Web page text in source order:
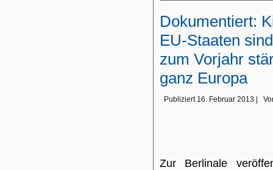
Dokumentiert:
EU-Staaten
zum Vorjahr
ganz Europa
Publiziert 16. Februar 2013
Zur Berlinale